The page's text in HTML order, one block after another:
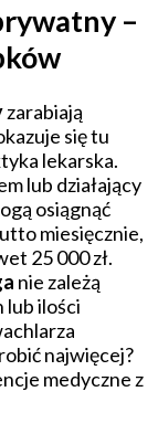
–
zarabiają
się tu
lekarska.
lub działający
osiągnąć
miesięcznie,
25 000 zł.
nie zależą
lub ilości
najwięcej?
medyczne z